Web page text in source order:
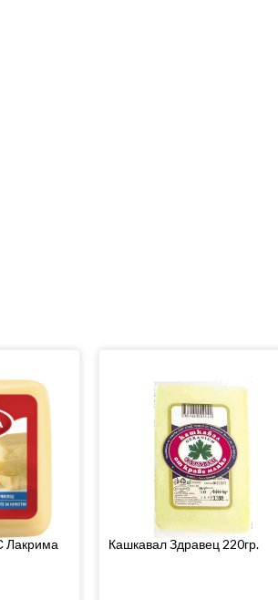
Лакрима
Кашкавал Здравец 220гр.